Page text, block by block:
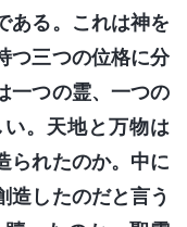
ある。これは神を
つ三つの位格に分
一つの霊、一つの
。天地と万物は
られたのか。中に
造したのだと言う